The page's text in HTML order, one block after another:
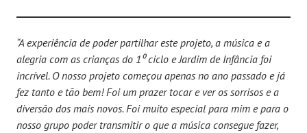
“A experiência de poder partilhar este projeto, a música e a
alegria com as crianças do 1⁰ ciclo e Jardim de Infância foi
incrível. O nosso projeto começou apenas no ano passado e já
fez tanto e tão bem! Foi um prazer tocar e ver os sorrisos e a
diversão dos mais novos. Foi muito especial para mim e para o
nosso grupo poder transmitir o que a música consegue fazer,